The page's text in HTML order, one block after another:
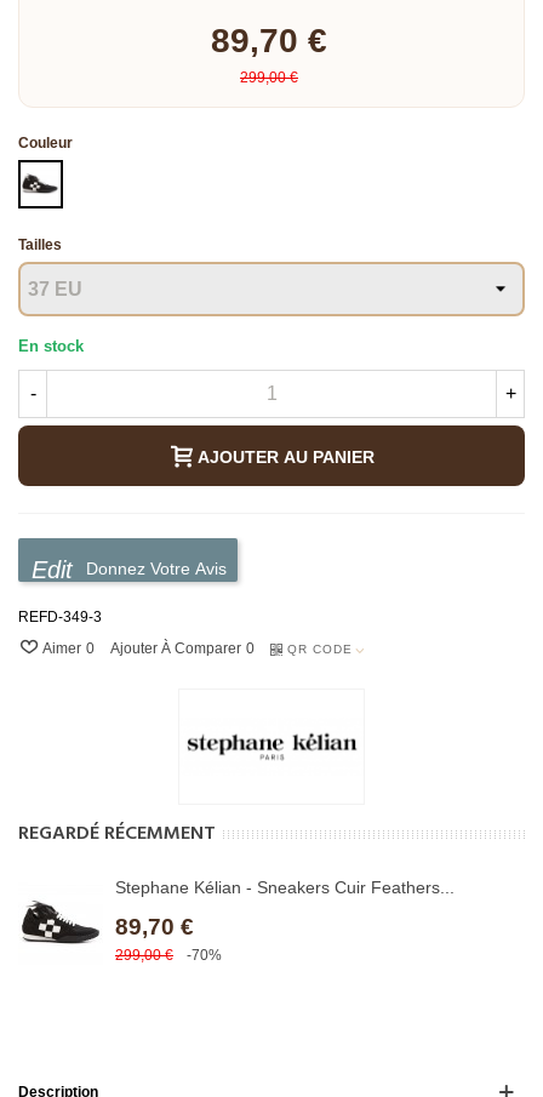
89,70 €
299,00 €
Couleur
NOIR
Tailles
En stock
- +
AJOUTER AU PANIER
Donnez Votre Avis
REFD-349-3
Aimer 0 Ajouter À Comparer 0 QR CODE
REGARDÉ RÉCEMMENT
Stephane Kélian - Sneakers Cuir Feathers...
89,70 €
299,00 € -70%
Description